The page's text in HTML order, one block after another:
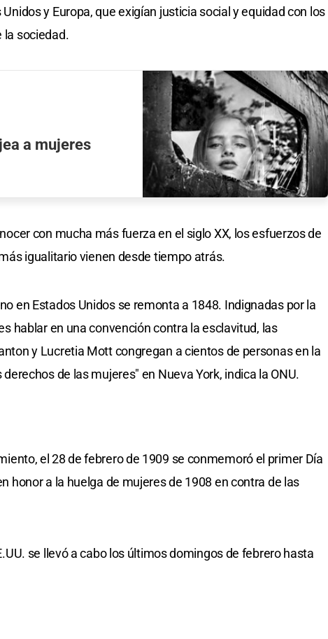
y Europa, que exigían justicia social y equidad con los
la sociedad.
a mujeres
con mucha más fuerza en el siglo XX, los esfuerzos de
igualitario vienen desde tiempo atrás.
en Estados Unidos se remonta a 1848. Indignadas por la
hablar en una convención contra la esclavitud, las
y Lucretia Mott congregan a cientos de personas en la
de las mujeres" en Nueva York, indica la ONU.
el 28 de febrero de 1909 se conmemoró el primer Día
honor a la huelga de mujeres de 1908 en contra de las
se llevó a cabo los últimos domingos de febrero hasta